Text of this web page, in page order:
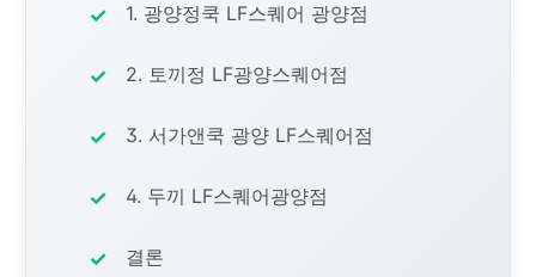
1. 광양정쿡 LF스퀘어 광양점
2. 토끼정 LF광양스퀘어점
3. 서가앤쿡 광양 LF스퀘어점
4. 두끼 LF스퀘어광양점
결론